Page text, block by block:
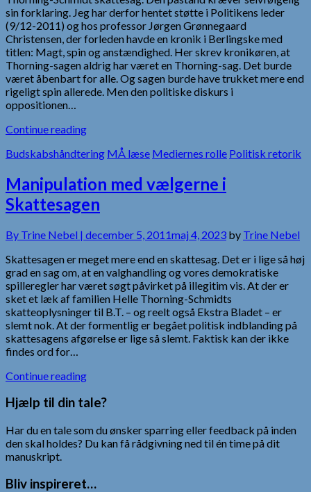
sin forklaring. Jeg har derfor hentet støtte i Politikens leder
(9/12-2011) og hos professor Jørgen Grønnegaard
Christensen, der forleden havde en kronik i Berlingske med
titlen: Magt, spin og anstændighed. Her skrev kronikøren, at
Thorning-sagen aldrig har været en Thorning-sag. Det burde
været åbenbart for alle. Og sagen burde have trukket mere end
rigeligt spin allerede. Men den politiske diskurs i
oppositionen…
Continue reading
Budskabshåndtering MÅ læse Mediernes rolle Politisk retorik
Manipulation med vælgerne i
Skattesagen
By Trine Nebel | december 5, 2011maj 4, 2023 by Trine Nebel
Skattesagen er meget mere end en skattesag. Det er i lige så høj
grad en sag om, at en valghandling og vores demokratiske
spilleregler har været søgt påvirket på illegitim vis. At der er
sket et læk af familien Helle Thorning-Schmidts
skatteoplysninger til B.T. – og reelt også Ekstra Bladet – er
slemt nok. At der formentlig er begået politisk indblanding på
skattesagens afgørelse er lige så slemt. Faktisk kan der ikke
findes ord for…
Continue reading
Hjælp til din tale?
Har du en tale som du ønsker sparring eller feedback på inden
den skal holdes? Du kan få rådgivning ned til én time på dit
manuskript.
Bliv inspireret…